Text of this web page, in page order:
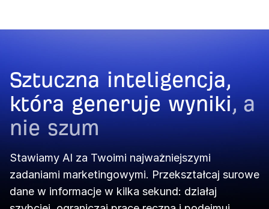
Sztuczna inteligencja,
która generuje wyniki, a
nie szum
Stawiamy AI za Twoimi najważniejszymi
zadaniami marketingowymi. Przekształcaj surowe
dane w informacje w kilka sekund: działaj